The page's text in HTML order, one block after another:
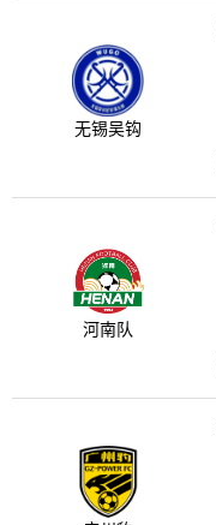
无锡吴钩
河南队